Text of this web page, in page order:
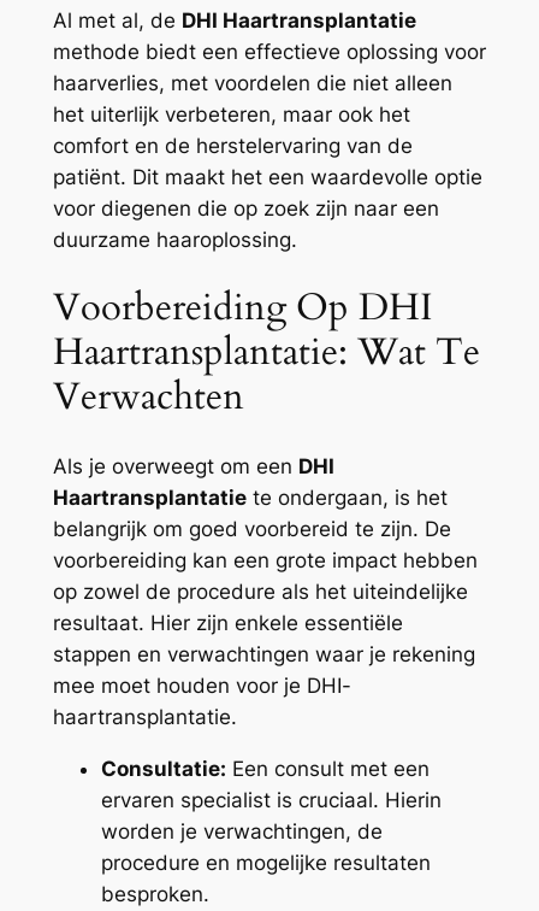
Al met al, de DHI Haartransplantatie
methode biedt een effectieve oplossing voor
haarverlies, met voordelen die niet alleen
het uiterlijk verbeteren, maar ook het
comfort en de herstelervaring van de
patiënt. Dit maakt het een waardevolle optie
voor diegenen die op zoek zijn naar een
duurzame haaroplossing.
Voorbereiding Op DHI
Haartransplantatie: Wat Te
Verwachten
Als je overweegt om een DHI
Haartransplantatiete ondergaan, is het
belangrijk om goed voorbereid te zijn. De
voorbereiding kan een grote impact hebben
op zowel de procedure als het uiteindelijke
resultaat. Hier zijn enkele essentiële
stappen en verwachtingen waar je rekening
mee moet houden voor je DHI-
haartransplantatie.
Consultatie: Een consult met een
ervaren specialist is cruciaal. Hierin
worden je verwachtingen, de
procedure en mogelijke resultaten
besproken.